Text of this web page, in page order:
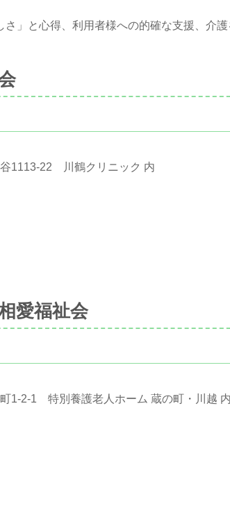
」と心得、利用者様への的確な支援、介
1113-22 川鶴クリニック 内
愛福祉会
1-2-1 特別養護老人ホーム 蔵の町・川越 内